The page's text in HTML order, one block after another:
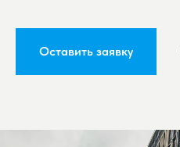
Оставить заявку